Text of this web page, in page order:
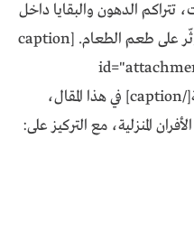
تتراكم الدهون والبقايا داخل
الفرن، مما يُؤثّر على كفاءة عمله ويُؤثّر على طعم الطعام. [caption
width="640"] صيانة الأفران المنزلية[/caption] في هذا المقال،
المنزلية، مع التركيز على: